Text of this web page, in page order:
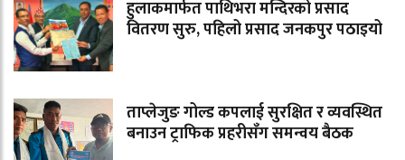
हुलाकमार्फत पाथिभरा मन्दिरको प्रसाद
वितरण सुरु, पहिलो प्रसाद जनकपुर पठाइयो
ताप्लेजुङ गोल्ड कपलाई सुरक्षित र व्यवस्थित
बनाउन ट्राफिक प्रहरीसँग समन्वय बैठक